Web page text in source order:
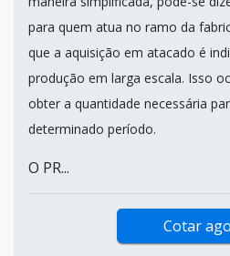
para quem atua no ramo da
que a aquisição em atacado é
produção em larga escala. Isso
obter a quantidade necessária
determinado período.
O PR...
Cotar